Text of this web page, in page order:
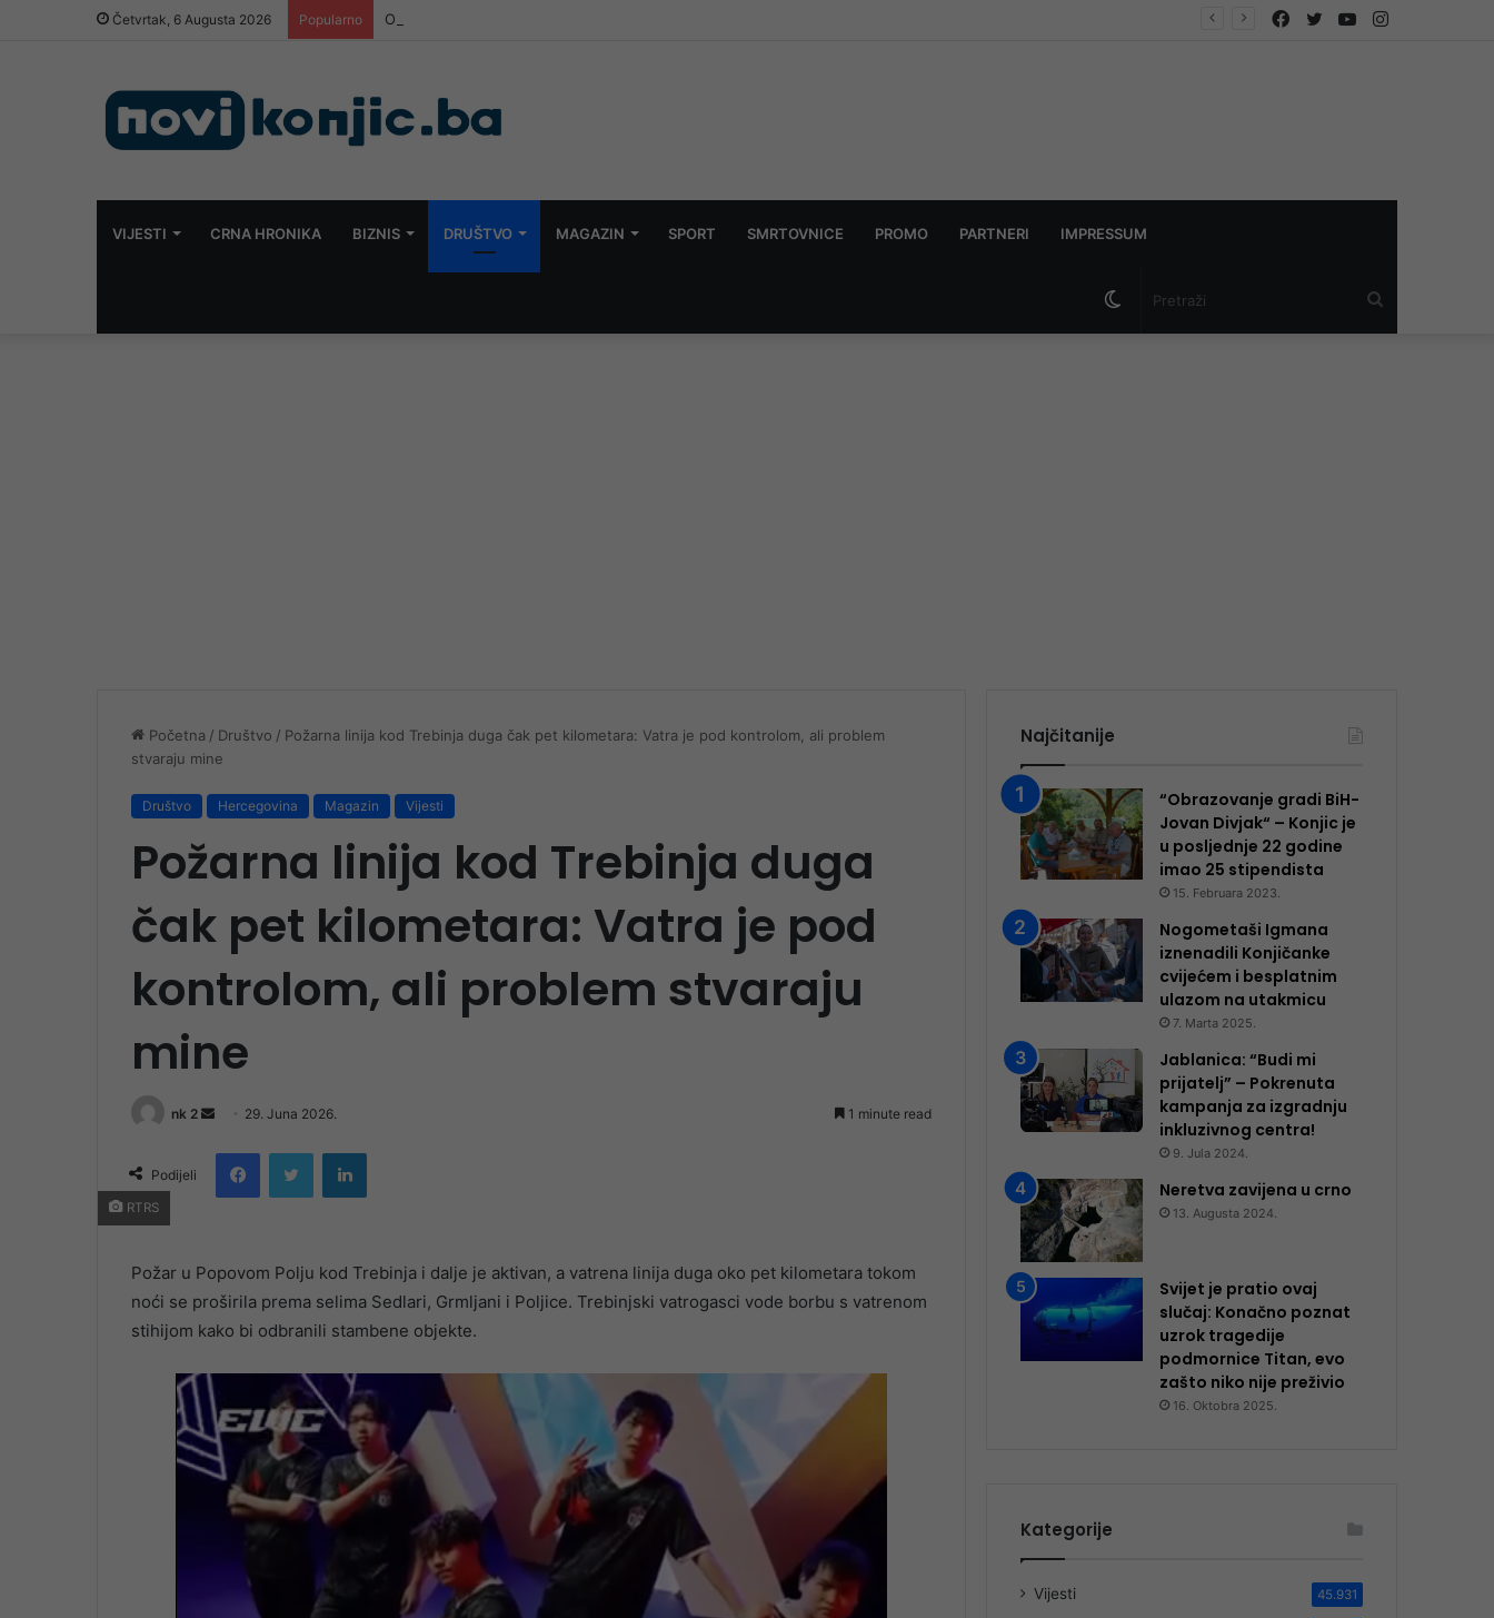
Četvrtak, 6 Augusta 2026 Popularno Otkriće naučnika iz Austrije: Neretva u gornjem toku promijenila boju, traži se nezavisna istraga Instagram
YouTube
Twitter
Facebook
VIJESTI CRNA HRONIKA BIZNIS DRUŠTVO MAGAZIN SPORT SMRTOVNICE PROMO PARTNERI IMPRESSUM
Switch
Početna / Društvo / Požarna linija kod Trebinja duga čak pet kilometara: Vatra je pod kontrolom, ali problem
stvaraju mine
Društvo Hercegovina Magazin Vijesti
Požarna linija kod Trebinja duga
čak pet kilometara: Vatra je pod
kontrolom, ali problem stvaraju
mine
nk 2
Send
email
29. Juna 2026. 1 minute read
Podijeli
FacebookTwitter LinkedIn
RTRS
Požar u Popovom Polju kod Trebinja i dalje je aktivan, a vatrena linija duga oko pet kilometara tokom
noći se proširila prema selima Sedlari, Grmljani i Poljice. Trebinjski vatrogasci vode borbu s vatrenom
stihijom kako bi odbranili stambene objekte.
Najčitanije
“Obrazovanje gradi BiH-
Jovan Divjak“ – Konjic je
u posljednje 22 godine
imao 25 ​​stipendista
15. Februara 2023.
Nogometaši Igmana
iznenadili Konjičanke
cvijećem i besplatnim
ulazom na utakmicu
7. Marta 2025.
Jablanica: “Budi mi
prijatelj” – Pokrenuta
kampanja za izgradnju
inkluzivnog centra!
9. Jula 2024.
Neretva zavijena u crno
13. Augusta 2024.
Svijet je pratio ovaj
slučaj: Konačno poznat
uzrok tragedije
podmornice Titan, evo
zašto niko nije preživio
16. Oktobra 2025.
Kategorije
Vijesti 45.931